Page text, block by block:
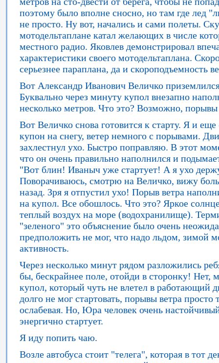
поэтому было вполне сносно, но там где лед
не просто. Ну вот, начались и сами полеты.
мотодельтаплане катал желающих в числе
местного радио. Яковлев демонстрировал
характеристики своего мотодельтаплана.
серьезнее параплана, да и скороподъемность
Вот Александр Иванович Величко
Буквально через минуту купол внезапно
несколько метров. Что это? Возможно, порывы
Вот Величко снова готовится к старту. Я и
купон на снегу, ветер немного с порывами.
захлестнул ухо. Быстро поправляю. В этот
что он очень правильно наполнился и
"Вот блин! Иваныч уже стартует! А я ухо
Поворачиваюсь, смотрю на Величко, вижу
назад. Зря я отпустил ухо! Порыв ветра
на купол. Все обошлось. Что это? Яркое
теплый воздух на море (водохранилище).
"зеленого" это объяснение было очень
предположить не мог, что надо льдом, зимой
активность.
Через несколько минут рядом разложились
бы, бескрайнее поле, отойди в сторонку! Нет,
купол, который чуть не влетел в работающий
долго не мог стартовать, порывы ветра
ослабевая. Но, Юра человек очень
энергично стартует.
Я иду попить чаю.
Возле автобуса стоит "телега", которая в тот